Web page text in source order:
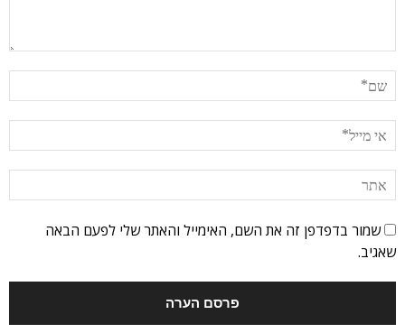
שמור בדפדפן זה את השם, האימייל והאתר שלי לפעם הבאה
שאגיב.